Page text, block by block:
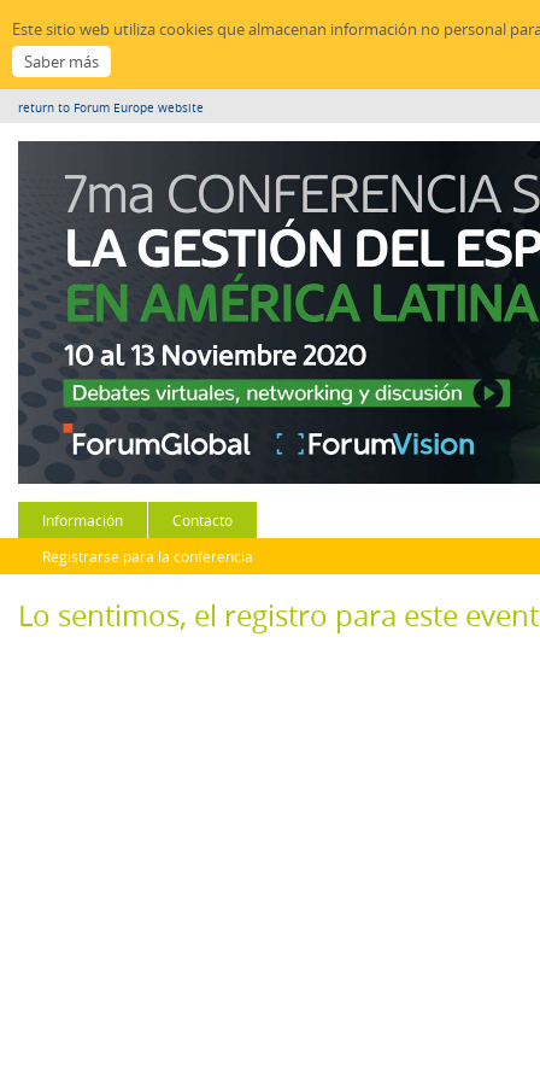
Este sitio web utiliza cookies que almacenan información no personal
return to Forum Europe website
Información
Contacto
Registrarse para la conferencia
Lo sentimos, el registro para este